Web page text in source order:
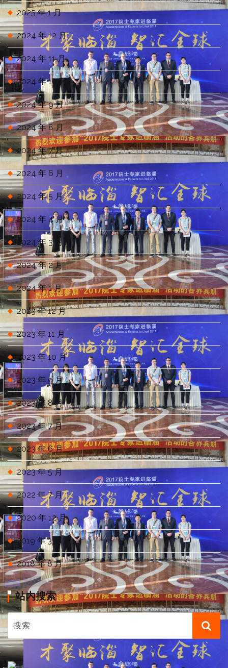
2025 年 1 月
2024 年 12 月
2024 年 11 月
2024 年 10 月
2024 年 9 月
2024 年 8 月
2024 年 7 月
2024 年 6 月
2024 年 5 月
2024 年 4 月
2024 年 3 月
2024 年 2 月
2024 年 1 月
2023 年 12 月
2023 年 11 月
2023 年 10 月
2023 年 9 月
2023 年 8 月
2023 年 7 月
2023 年 6 月
2023 年 5 月
2022 年 7 月
2020 年 12 月
2019 年 3 月
2018 年 8 月
站内搜索